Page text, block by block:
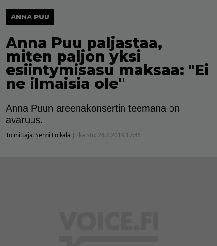
ANNA PUU
Anna Puu paljastaa,
miten paljon yksi
esiintymisasu maksaa: "Ei
ne ilmaisia ole"
Anna Puun areenakonsertin teemana on
avaruus.
Toimittaja:Senni Loikala Julkaistu: 24.4.2019 17:45